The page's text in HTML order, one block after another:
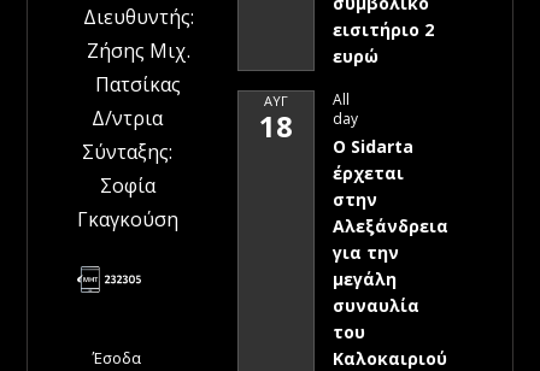
Διευθυντής:
Ζήσης Μιχ.
Πατσίκας
Δ/ντρια
Σύνταξης:
Σοφία
Γκαγκούση
Έσοδα
εισιτήριο 2
ευρώ
ΑΥΓ
18
All
day
Ο Sidarta
έρχεται
στην
Αλεξάνδρεια
για την
μεγάλη
συναυλία
του
Καλοκαιριού